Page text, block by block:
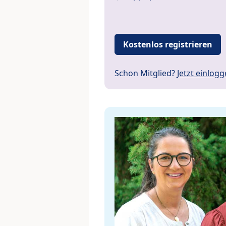
Kostenlos registrieren
Schon Mitglied? Jetzt